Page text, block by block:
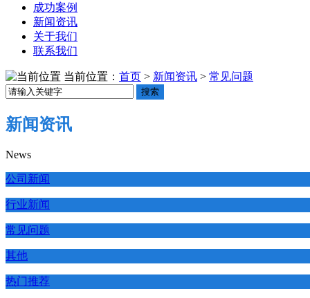
成功案例
新闻资讯
关于我们
联系我们
当前位置： 首页 > 新闻资讯 > 常见问题
搜索
新闻资讯
News
公司新闻
行业新闻
常见问题
其他
热门推荐